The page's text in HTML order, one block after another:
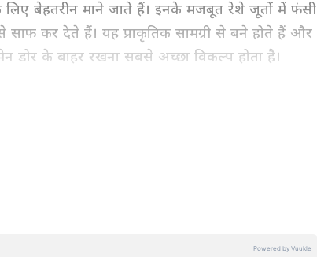
लिए बेहतरीन माने जाते हैं। इनके मजबूत रेशे जूतों में फंसी
कर देते हैं। यह प्राकृतिक सामग्री से बने होते हैं और
डोर के बाहर रखना सबसे अच्छा विकल्प होता है।